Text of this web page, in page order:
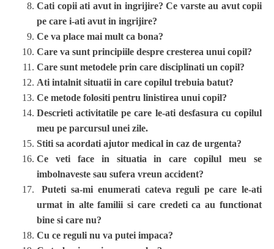
Cati copii ati avut in ingrijire? Ce varste au avut copii
pe care i-ati avut in ingrijire?
Ce va place mai mult ca bona?
Care va sunt principiile despre cresterea unui copil?
Care sunt metodele prin care disciplinati un copil?
Ati intalnit situatii in care copilul trebuia batut?
Ce metode folositi pentru linistirea unui copil?
Descrieti activitatile pe care le-ati desfasura cu copilul
meu pe parcursul unei zile.
Stiti sa acordati ajutor medical in caz de urgenta?
Ce veti face in situatia in care copilul meu se
imbolnaveste sau sufera vreun accident?
Puteti sa-mi enumerati cateva reguli pe care le-ati
urmat in alte familii si care credeti ca au functionat
bine si care nu?
Cu ce reguli nu va putei impaca?